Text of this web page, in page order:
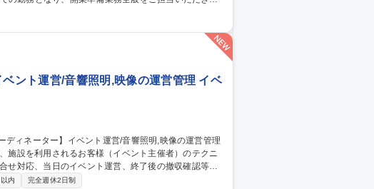
の支配人として、裁量を持って挑戦できる環境です 募
勤無/レジデンス型ホテル
ント運営/音響照明,映像の運営管理 イベ
施設を利用されるお客様（イベント主催者）のテクニ
せ対応、当日のイベント運営、終了後の撤収確認等。
場の案内→イベント内容・規模・予算などのヒアリ
内 完全週休2日制